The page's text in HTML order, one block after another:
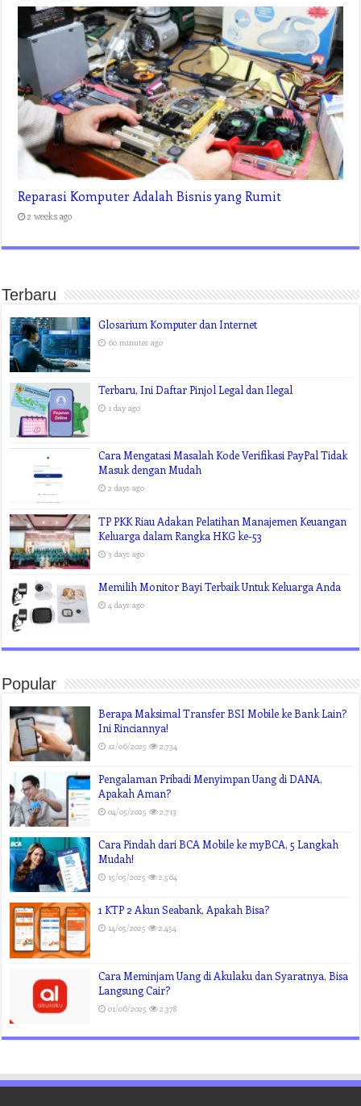
Reparasi Komputer Adalah Bisnis yang Rumit
2 weeks ago
Terbaru
Glosarium Komputer dan Internet
60 minutes ago
Terbaru, Ini Daftar Pinjol Legal dan Ilegal
1 day ago
Cara Mengatasi Masalah Kode Verifikasi PayPal Tidak
Masuk dengan Mudah
2 days ago
TP PKK Riau Adakan Pelatihan Manajemen Keuangan
Keluarga dalam Rangka HKG ke-53
3 days ago
Memilih Monitor Bayi Terbaik Untuk Keluarga Anda
4 days ago
Popular
Berapa Maksimal Transfer BSI Mobile ke Bank Lain?
Ini Rinciannya!
12/06/2025 2,734
Pengalaman Pribadi Menyimpan Uang di DANA,
Apakah Aman?
04/05/2025 2,713
Cara Pindah dari BCA Mobile ke myBCA, 5 Langkah
Mudah!
15/05/2025 2,564
1 KTP 2 Akun Seabank, Apakah Bisa?
14/05/2025 2,454
Cara Meminjam Uang di Akulaku dan Syaratnya, Bisa
Langsung Cair?
01/06/2025 2,378